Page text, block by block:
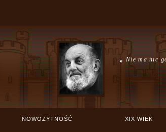
„Nie ma nic
NOWOŻYTNOŚĆ XIX WIEK